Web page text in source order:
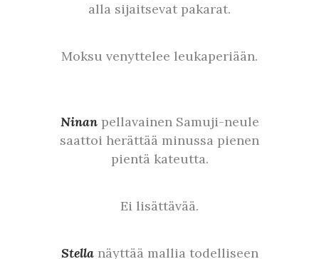
alla sijaitsevat pakarat.
Moksu venyttelee leukaperiään.
Ninanpellavainen Samuji-neule
saattoi herättää minussa pienen
pientä kateutta.
Ei lisättävää.
Stellanäyttää mallia todelliseen